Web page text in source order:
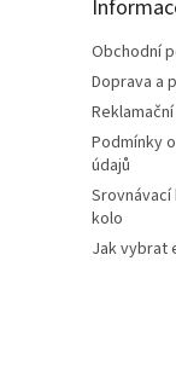
Obchodní
Doprava a
Podmínky
údajů
kolo
Jak vybrat